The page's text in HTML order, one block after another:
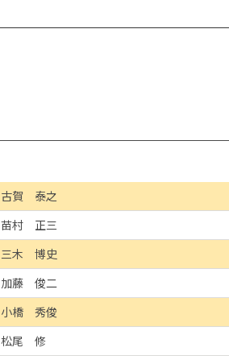
古賀 泰之
苗村 正三
三木 博史
加藤 俊二
小橋 秀俊
松尾 修